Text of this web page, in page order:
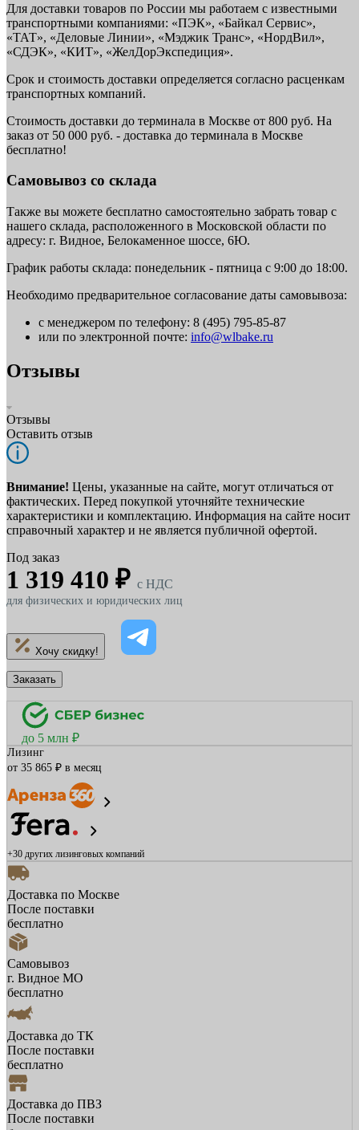
Для доставки товаров по России мы работаем с известными
транспортными компаниями: «ПЭК», «Байкал Сервис»,
«ТАТ», «Деловые Линии», «Мэджик Транс», «НордВил»,
«СДЭК», «КИТ», «ЖелДорЭкспедиция».
Срок и стоимость доставки определяется согласно расценкам
транспортных компаний.
Стоимость доставки до терминала в Москве от 800 руб. На
заказ от 50 000 руб. - доставка до терминала в Москве
бесплатно!
Самовывоз со склада
Также вы можете бесплатно самостоятельно забрать товар с
нашего склада, расположенного в Московской области по
адресу: г. Видное, Белокаменное шоссе, 6Ю.
График работы склада: понедельник - пятница с 9:00 до 18:00.
Необходимо предварительное согласование даты самовывоза:
с менеджером по телефону: 8 (495) 795-85-87
или по электронной почте: info@wlbake.ru
Отзывы
Отзывы
Оставить отзыв
Внимание! Цены, указанные на сайте, могут отличаться от
фактических. Перед покупкой уточняйте технические
характеристики и комплектацию. Информация на сайте носит
справочный характер и не является публичной офертой.
Под заказ
1 319 410 ₽ c НДС
для физических и юридических лиц
Хочу скидку!
Заказать
до 5 млн ₽
Лизинг
от 35 865 ₽ в месяц
+30 других лизинговых компаний
Доставка по Москве
После поставки
бесплатно
Самовывоз
г. Видное МО
бесплатно
Доставка до ТК
После поставки
бесплатно
Доставка до ПВЗ
После поставки